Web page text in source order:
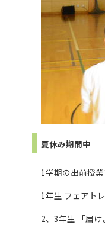
夏休み期間中
1学期の出前授
1年生 フェアト
2、3年生 「届